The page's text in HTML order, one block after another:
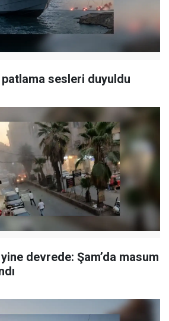
patlama sesleri duyuldu
devrede: Şam’da masum